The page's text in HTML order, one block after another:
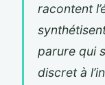
racontent
parure qui
discret à